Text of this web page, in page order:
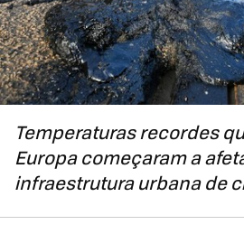
Temperaturas recordes
Europa começaram a
infraestrutura urbana de